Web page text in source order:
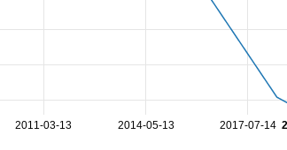
2011-03-13 2014-05-13 2017-07-14